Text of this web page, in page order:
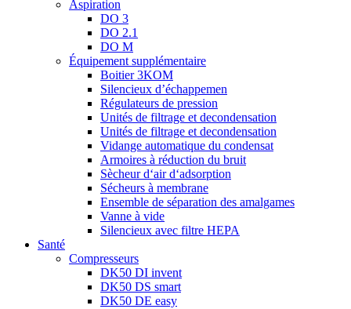
Aspiration
DO 3
DO 2.1
DO M
Équipement supplémentaire
Boitier 3KOM
Silencieux d’échappemen
Régulateurs de pression
Unités de filtrage et decondensation
Unités de filtrage et decondensation
Vidange automatique du condensat
Armoires à réduction du bruit
Sècheur d‘air d‘adsorption
Sécheurs à membrane
Ensemble de séparation des amalgames
Vanne à vide
Silencieux avec filtre HEPA
Santé
Compresseurs
DK50 DI invent
DK50 DS smart
DK50 DE easy